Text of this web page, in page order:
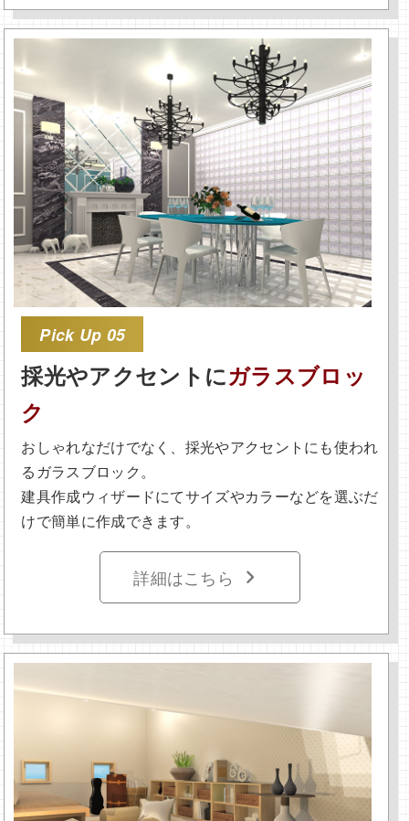
Pick Up 05
採光やアクセントにガラスブロッ
ク
おしゃれなだけでなく、採光やアクセントにも使われ
るガラスブロック。
建具作成ウィザードにてサイズやカラーなどを選ぶだ
けで簡単に作成できます。
詳細はこちら